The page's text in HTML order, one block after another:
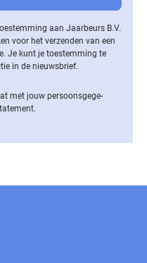
aan Jaarbeurs B.V.
voor het verzenden van een
Je kunt je toestemming te
in de nieuwsbrief.
met jouw per­soons­ge­ge­